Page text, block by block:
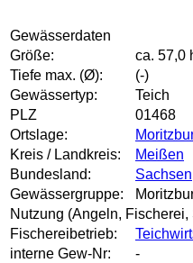
Gewässerdaten
Größe:
ca. 57,0
Tiefe max. (Ø):
(-)
Gewässertyp:
Teich
PLZ
01468
Ortslage:
Kreis / Landkreis:
Meißen
Bundesland:
Sachsen
Gewässergruppe:
Nutzung (Angeln, Fischerei,
Fischereibetrieb:
interne Gew-Nr:
-